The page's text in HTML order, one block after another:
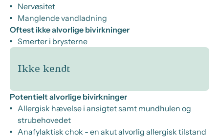
Nervøsitet
Manglende vandladning
Oftest ikke alvorlige bivirkninger
Smerter i brysterne
Ikke kendt
Potentielt alvorlige bivirkninger
Allergisk hævelse i ansigtet samt mundhulen og
strubehovedet
Anafylaktisk chok - en akut alvorlig allergisk tilstand